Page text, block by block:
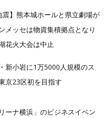
震】熊本城ホールと県立劇場が
ッセは物資集積拠点となり
花火大会は中止
新小岩に1万5000人規模のス
京23区初を目指す
ーナ横浜」のビジネスイベン